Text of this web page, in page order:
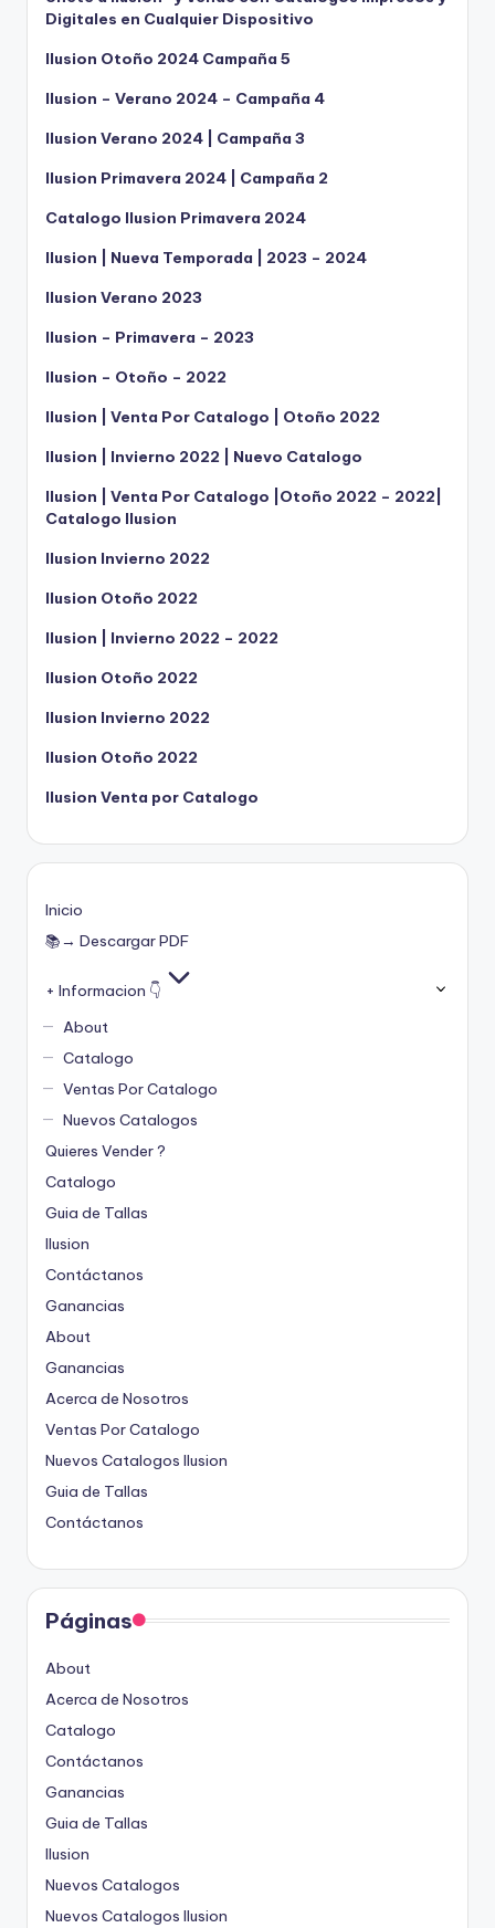
Digitales en Cualquier Dispositivo
Ilusion Otoño 2024 Campaña 5
Ilusion – Verano 2024 – Campaña 4
Ilusion Verano 2024 | Campaña 3
Ilusion Primavera 2024 | Campaña 2
Catalogo Ilusion Primavera 2024
Ilusion | Nueva Temporada | 2023 – 2024
Ilusion Verano 2023
Ilusion – Primavera – 2023
Ilusion – Otoño – 2022
Ilusion | Venta Por Catalogo | Otoño 2022
Ilusion | Invierno 2022 | Nuevo Catalogo
Ilusion | Venta Por Catalogo |Otoño 2022 – 2022|
Catalogo Ilusion
Ilusion Invierno 2022
Ilusion Otoño 2022
Ilusion | Invierno 2022 – 2022
Ilusion Otoño 2022
Ilusion Invierno 2022
Ilusion Otoño 2022
Ilusion Venta por Catalogo
Inicio
📚→ Descargar PDF
+ Informacion 👇
About
Catalogo
Ventas Por Catalogo
Nuevos Catalogos
Quieres Vender ?
Catalogo
Guia de Tallas
Ilusion
Contáctanos
Ganancias
About
Ganancias
Acerca de Nosotros
Ventas Por Catalogo
Nuevos Catalogos Ilusion
Guia de Tallas
Contáctanos
Páginas
About
Acerca de Nosotros
Catalogo
Contáctanos
Ganancias
Guia de Tallas
Ilusion
Nuevos Catalogos
Nuevos Catalogos Ilusion